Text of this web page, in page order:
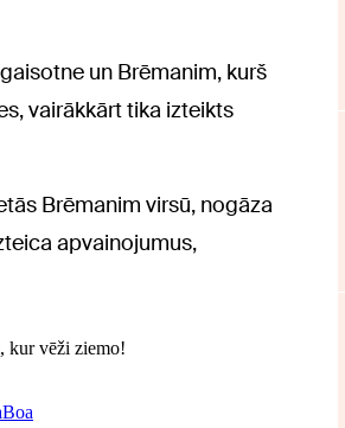
un Brēmanim, kurš
vairākkārt tika izteikts
Brēmanim virsū, nogāza
apvainojumus,